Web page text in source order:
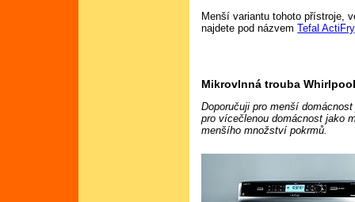
Menší variantu tohoto přístroje,
najdete pod názvemTefal ActiFry
Mikrovlnná trouba
Doporučuji pro menší
pro vícečlenou domácnost jako
menšího množství pokrmů.